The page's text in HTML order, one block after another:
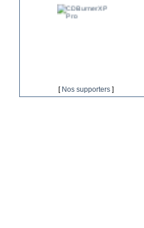
[ Nos supporters ]